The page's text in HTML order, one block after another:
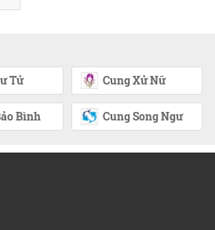
Tử Cung Xử Nữ
Bình Cung Song Ngư